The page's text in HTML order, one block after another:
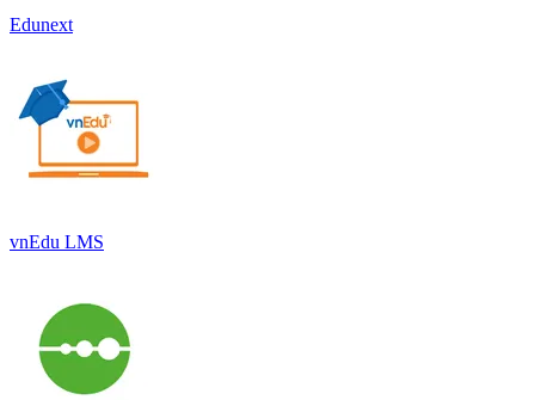
Edunext
vnEdu LMS